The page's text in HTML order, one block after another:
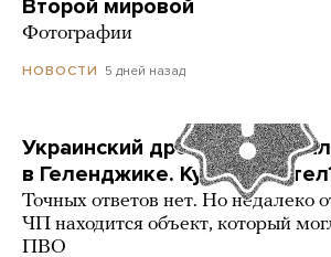
Второй мировой
Фотографии
НОВОСТИ 5 дней назад
Украинский дрон попал по
в Геленджике. Куда он
Точных ответов нет. Но недалеко
ЧП находится объект, который
ПВО